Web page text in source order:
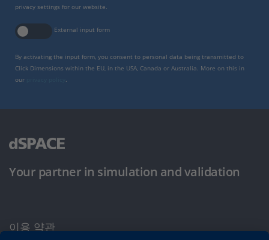
privacy settings for our website.
External input form
By activating the input form, you consent to personal data being transmitted to
Click Dimensions within the EU, in the USA, Canada or Australia. More on this in
our
Your partner in simulation and validation
이용 약관